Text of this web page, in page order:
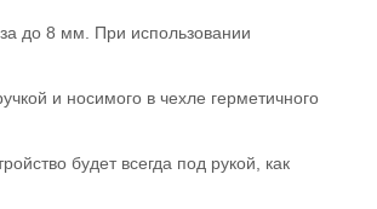
до 8 мм. При использовании
и носимого в чехле герметичного
будет всегда под рукой, как